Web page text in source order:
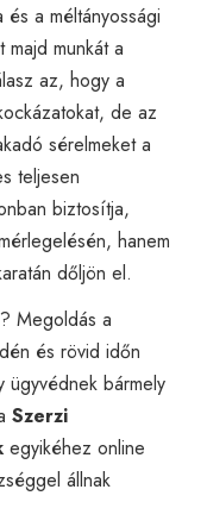
a méltányossági
majd munkát a
az, hogy a
de az
sérelmeket a
teljesen
biztosítja,
hanem
dőljön el.
Megoldás a
és rövid időn
bármely
Szerzi
egyikéhez online
állnak